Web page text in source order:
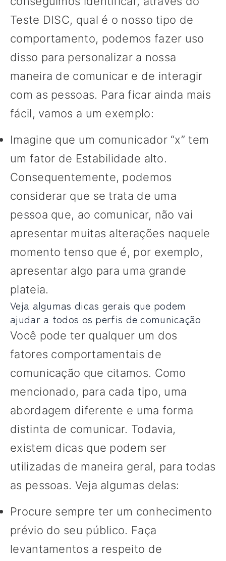
Teste DISC, qual é o nosso tipo de
comportamento, podemos fazer uso
disso para personalizar a nossa
maneira de comunicar e de interagir
com as pessoas. Para ficar ainda mais
fácil, vamos a um exemplo:
Imagine que um comunicador “x” tem
um fator de Estabilidade alto.
Consequentemente, podemos
considerar que se trata de uma
pessoa que, ao comunicar, não vai
apresentar muitas alterações naquele
momento tenso que é, por exemplo,
apresentar algo para uma grande
plateia.
Veja algumas dicas gerais que podem
ajudar a todos os perfis de comunicação
Você pode ter qualquer um dos
fatores comportamentais de
comunicação que citamos. Como
mencionado, para cada tipo, uma
abordagem diferente e uma forma
distinta de comunicar. Todavia,
existem dicas que podem ser
utilizadas de maneira geral, para todas
as pessoas. Veja algumas delas:
Procure sempre ter um conhecimento
prévio do seu público. Faça
levantamentos a respeito de